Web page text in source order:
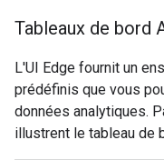
Tableaux de bord
L'UI Edge fournit un
prédéfinis que vous
données analytiques.
illustrent le tableau de